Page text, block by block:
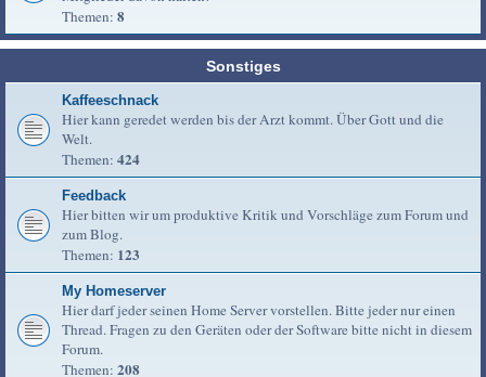
Themen: 8
Sonstiges
Kaffeeschnack
Hier kann geredet werden bis der Arzt kommt. Über Gott und die
Welt.
Themen: 424
Feedback
Hier bitten wir um produktive Kritik und Vorschläge zum Forum und
zum Blog.
Themen: 123
My Homeserver
Hier darf jeder seinen Home Server vorstellen. Bitte jeder nur einen
Thread. Fragen zu den Geräten oder der Software bitte nicht in diesem
Forum.
Themen: 208